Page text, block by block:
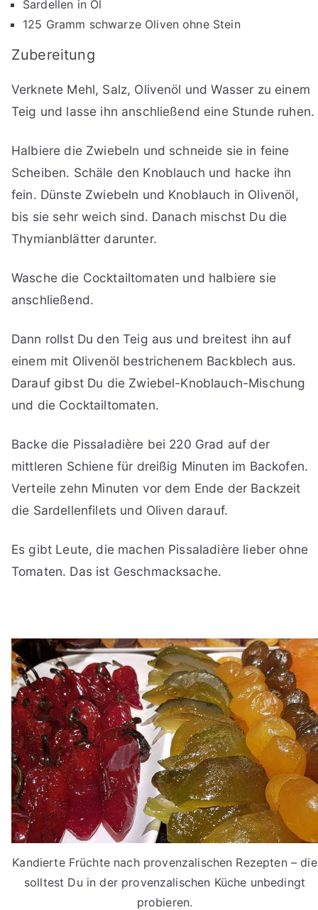
Sardellen in Öl
125 Gramm schwarze Oliven ohne Stein
Zubereitung
Verknete Mehl, Salz, Olivenöl und Wasser zu einem
Teig und lasse ihn anschließend eine Stunde ruhen.
Halbiere die Zwiebeln und schneide sie in feine
Scheiben. Schäle den Knoblauch und hacke ihn
fein. Dünste Zwiebeln und Knoblauch in Olivenöl,
bis sie sehr weich sind. Danach mischst Du die
Thymianblätter darunter.
Wasche die Cocktailtomaten und halbiere sie
anschließend.
Dann rollst Du den Teig aus und breitest ihn auf
einem mit Olivenöl bestrichenem Backblech aus.
Darauf gibst Du die Zwiebel-Knoblauch-Mischung
und die Cocktailtomaten.
Backe die Pissaladière bei 220 Grad auf der
mittleren Schiene für dreißig Minuten im Backofen.
Verteile zehn Minuten vor dem Ende der Backzeit
die Sardellenfilets und Oliven darauf.
Es gibt Leute, die machen Pissaladière lieber ohne
Tomaten. Das ist Geschmacksache.
Kandierte Früchte nach provenzalischen Rezepten – die
solltest Du in der provenzalischen Küche unbedingt
probieren.